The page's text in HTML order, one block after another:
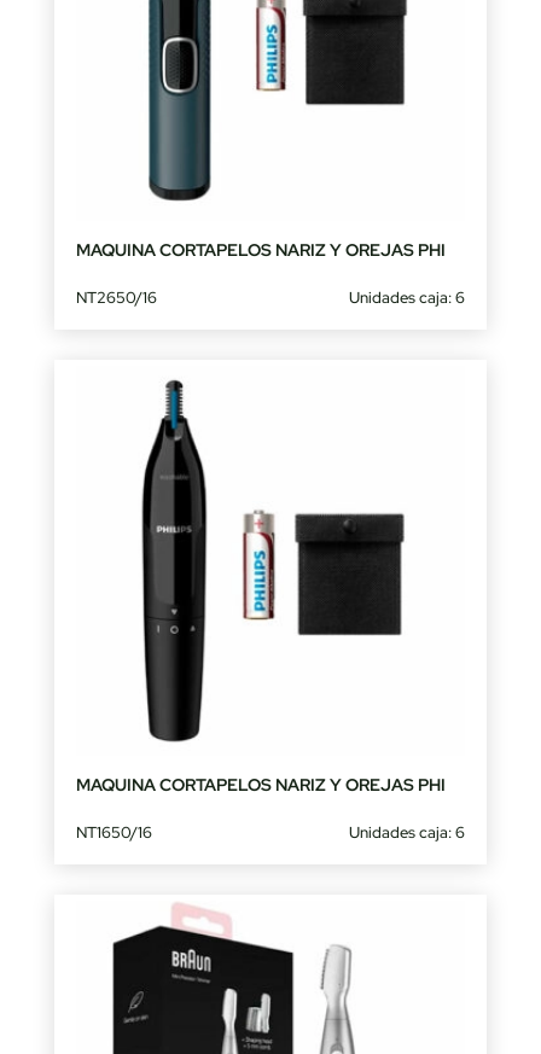
MAQUINA CORTAPELOS NARIZ Y OREJAS PHI
NT2650/16 Unidades caja: 6
MAQUINA CORTAPELOS NARIZ Y OREJAS PHI
NT1650/16 Unidades caja: 6